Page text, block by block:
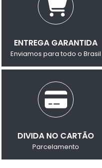
ENTREGA GARANTIDA
Enviamos para todo o Brasil
DIVIDA NO CARTÃO
Parcelamento